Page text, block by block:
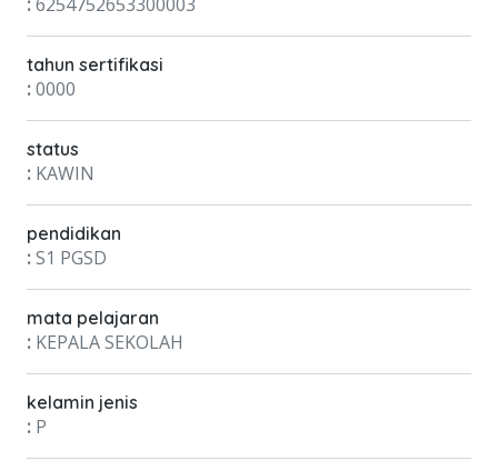
tahun sertifikasi
:0000
status
: KAWIN
pendidikan
:S1 PGSD
mata pelajaran
: KEPALA SEKOLAH
kelamin jenis
: P